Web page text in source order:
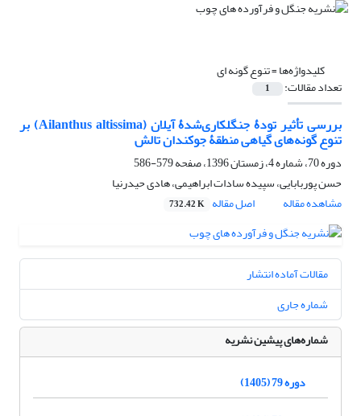
کلیدواژه‌ها =تنوع گونه ای
تعداد مقالات: 1
بررسی تأثیر تودۀ جنگلکاری‌شدۀ آیلان (Ailanthus altissima) بر
تنوع گونه‌های گیاهی منطقۀ جوکندان تالش
دوره 70، شماره 4، زمستان 1396، صفحه
579-586
حسن پوربابایی، سپیده سادات ابراهیمی، هادی حیدرنیا
مشاهده مقاله
اصل مقاله 732.42 K
مقالات آماده انتشار
شماره جاری
شماره‌های پیشین نشریه
دوره 79 (1405)